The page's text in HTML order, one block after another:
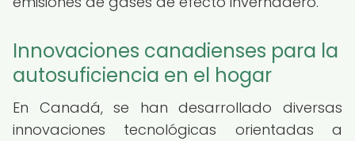
Innovaciones canadienses para la
autosuficiencia en el hogar
En Canadá, se han desarrollado diversas
innovaciones tecnológicas orientadas a